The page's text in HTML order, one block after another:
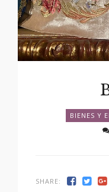
BIENES Y
SHARE: